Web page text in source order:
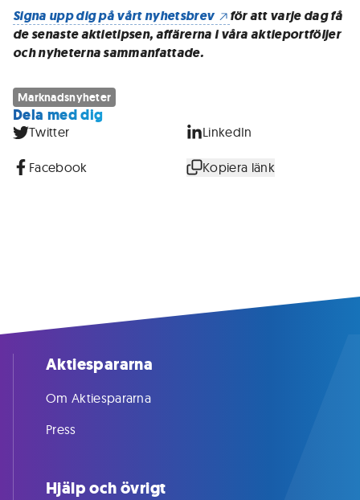
Signa upp dig på vårt nyhetsbrev
för att varje dag få
de senaste aktietipsen, affärerna i våra aktieportföljer
och nyheterna sammanfattade.
Marknadsnyheter
Dela med dig
Twitter LinkedIn
Facebook Kopiera länk
Aktiespararna
Om Aktiespararna
Press
Hjälp och övrigt